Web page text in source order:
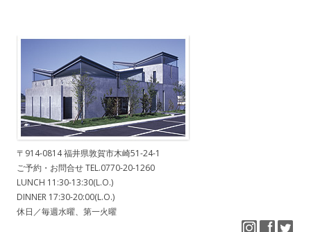
〒914-0814 福井県敦賀市木崎51-24-1
ご予約・お問合せ TEL.0770-20-1260
LUNCH 11:30-13:30(L.O.)
DINNER 17:30-20:00(L.O.)
休日／毎週水曜、第一火曜